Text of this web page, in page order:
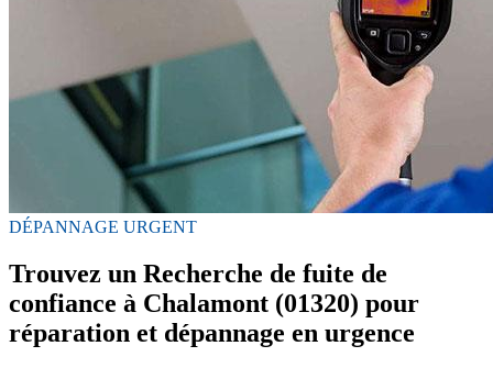
DÉPANNAGE URGENT
Trouvez un Recherche de fuite de
confiance à Chalamont (01320) pour
réparation et dépannage en urgence